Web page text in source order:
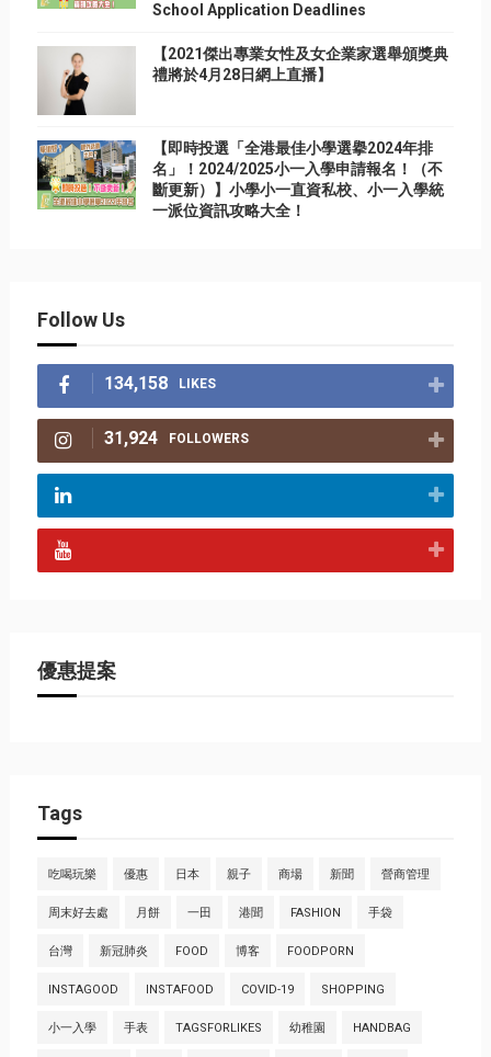
School Application Deadlines
【2021傑出專業女性及女企業家選舉頒獎典
禮將於4月28日網上直播】
【即時投選「全港最佳小學選擧2024年排
名」！2024/2025小一入學申請報名！（不
斷更新）】小學小一直資私校、小一入學統
一派位資訊攻略大全！
Follow Us
134,158 LIKES
31,924 FOLLOWERS
優惠提案
Tags
吃喝玩樂 優惠 日本 親子 商場 新聞 營商管理
周末好去處 月餅 一田 港聞 FASHION 手袋
台灣 新冠肺炎 FOOD 博客 FOODPORN
INSTAGOOD INSTAFOOD COVID-19 SHOPPING
小一入學 手表 TAGSFORLIKES 幼稚園 HANDBAG